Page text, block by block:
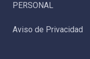
PERSONAL
Aviso de Privacidad